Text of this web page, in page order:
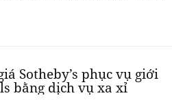
Sotheby’s phục vụ giới
bằng dịch vụ xa xỉ